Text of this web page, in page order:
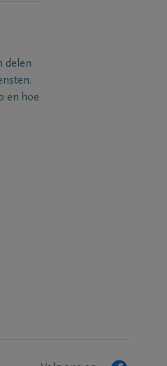
delen
en hoe